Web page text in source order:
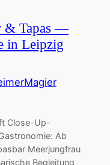
& Tapas —
in Leipzig
Close-Up-
Ab
Meerjungfrau
Begleitung